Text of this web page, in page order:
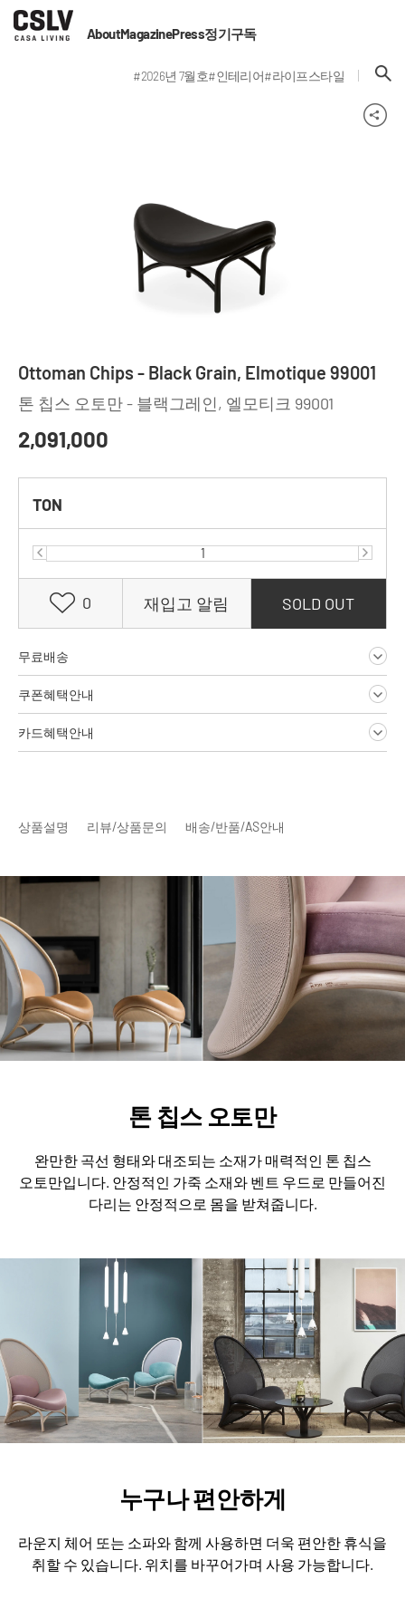
AboutMagazinePress정기구독
#2026년 7월호#인테리어#라이프스타일
Ottoman Chips - Black Grain, Elmotique 99001
톤 칩스 오토만 - 블랙그레인, 엘모티크 99001
2,091,000
TON
0 재입고 알림 SOLD OUT
무료배송
쿠폰혜택안내
카드혜택안내
상품설명 리뷰/상품문의 배송/반품/AS안내
톤 칩스 오토만
완만한 곡선 형태와 대조되는 소재가 매력적인 톤 칩스
오토만입니다. 안정적인 가죽 소재와 벤트 우드로 만들어진
다리는 안정적으로 몸을 받쳐줍니다.
누구나 편안하게
라운지 체어 또는 소파와 함께 사용하면 더욱 편안한 휴식을
취할 수 있습니다. 위치를 바꾸어가며 사용 가능합니다.